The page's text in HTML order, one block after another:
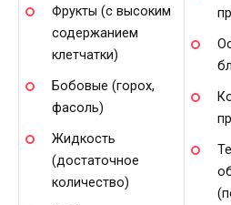
Фрукты (с высоким
содержанием
клетчатки)
Бобовые (горох,
фасоль)
Жидкость
(достаточное
количество)